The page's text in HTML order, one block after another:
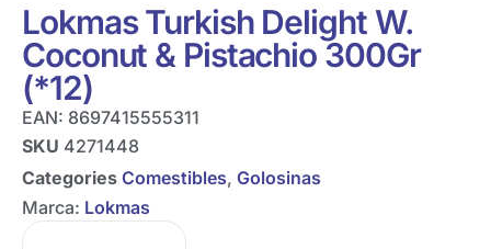
Lokmas Turkish Delight W.
Coconut & Pistachio 300Gr
(*12)
EAN: 8697415555311
SKU 4271448
Categories Comestibles, Golosinas
Marca: Lokmas